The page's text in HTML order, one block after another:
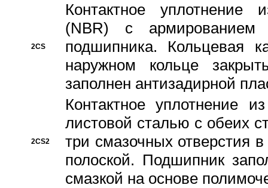
2CS
Контактное уплотнение
(NBR) с
подшипника. Кольцевая
наружном кольце
заполнен антизадирной
2CS2
Контактное уплотнение
листовой сталью с обеих
три смазочных отверстия
полоской. Подшипник
смазкой на основе